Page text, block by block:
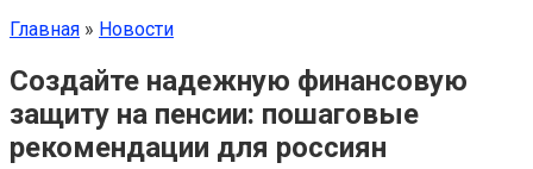
Главная » Новости
Создайте надежную финансовую
защиту на пенсии: пошаговые
рекомендации для россиян